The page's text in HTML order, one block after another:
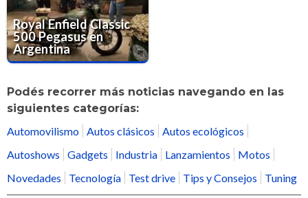
Royal Enfield Classic
500 Pegasus en
Argentina
Podés recorrer más noticias navegando en las
siguientes categorías:
Automovilismo Autos clásicos
Autos ecológicos
Autoshows
Gadgets Industria Lanzamientos
Motos
Novedades
Tecnología Test drive Tips y Consejos Tuning